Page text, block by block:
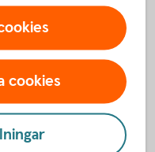
– Bankkort
– Bankkort
cookies